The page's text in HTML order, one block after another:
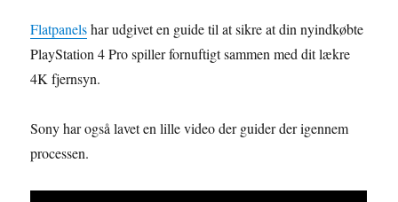
Flatpanelshar udgivet en guide til at sikre at din nyindkøbte
PlayStation 4 Pro spiller fornuftigt sammen med dit lækre
4K fjernsyn.
Sony har også lavet en lille video der guider der igennem
processen.